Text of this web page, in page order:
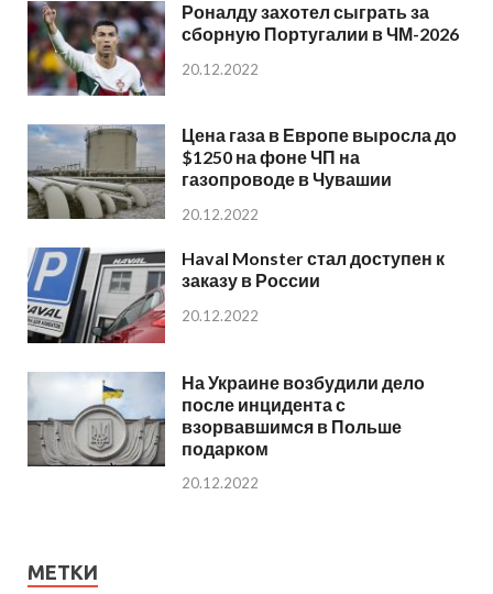
Роналду захотел сыграть за
сборную Португалии в ЧМ-2026
20.12.2022
Цена газа в Европе выросла до
$1250 на фоне ЧП на
газопроводе в Чувашии
20.12.2022
Haval Monster стал доступен к
заказу в России
20.12.2022
На Украине возбудили дело
после инцидента с
взорвавшимся в Польше
подарком
20.12.2022
МЕТКИ